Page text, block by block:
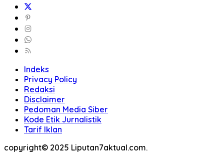
Indeks
Privacy Policy
Redaksi
Disclaimer
Pedoman Media Siber
Kode Etik Jurnalistik
Tarif Iklan
copyright© 2025 Liputan7aktual.com.